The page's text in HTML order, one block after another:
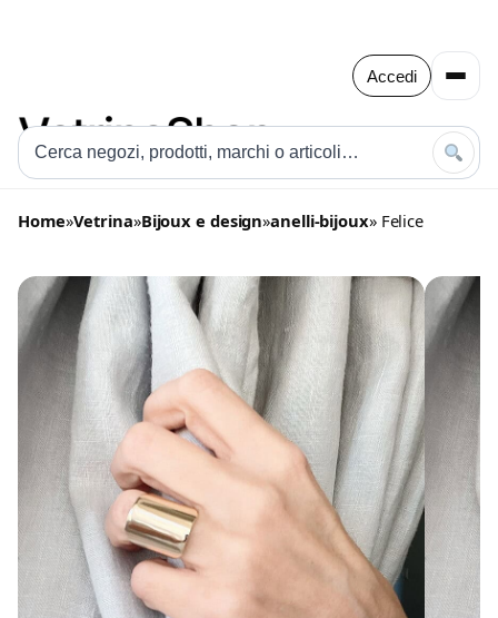
Accedi
Home»Vetrina»Bijoux e design»anelli-bijoux» Felice